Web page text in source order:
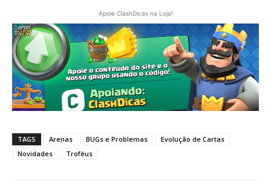
Apoie ClashDicas na Loja!
TAGS Arenas BUGs e Problemas
Evolução de Cartas
Novidades
Troféus